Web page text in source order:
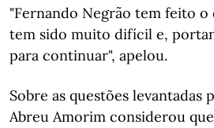
"Fernando Negrão tem feito o
tem sido muito difícil e,
para continuar", apelou.
Sobre as questões levantadas
Abreu Amorim considerou